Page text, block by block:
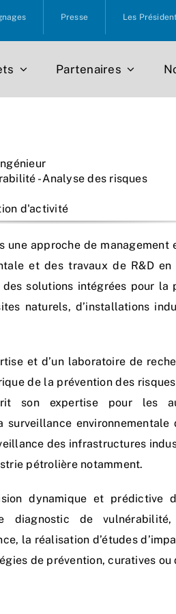
Presse Les
Partenaires
- Analyse des risques
d'activité
une approche de management
et des travaux de R&D
solutions intégrées pour la
naturels, d’installations
et d’un laboratoire de
de la prévention des
son expertise pour les
surveillance
des infrastructures
pétrolière notamment.
dynamique et prédictive
diagnostic de
la réalisation d’études
de prévention, curatives